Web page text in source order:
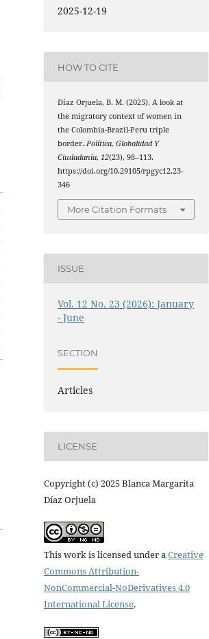
2025-12-19
HOW TO CITE
Díaz Orjuela, B. M. (2025). A look at
the migratory context of women in
the Colombia-Brazil-Peru triple
border.Política, Globalidad Y
Ciudadanía,12(23), 98–113.
https://doi.org/10.29105/rpgyc12.23-
346
More Citation Formats
ISSUE
Vol. 12 No. 23 (2026): January
- June
SECTION
Articles
LICENSE
Copyright (c) 2025 Blanca Margarita
Díaz Orjuela
This work is licensed under aCreative
Commons Attribution-
NonCommercial-NoDerivatives 4.0
International License.